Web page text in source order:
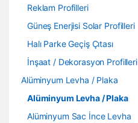
Reklam Profilleri
Güneş Enerjisi Solar Profilleri
Halı Parke Geçiş Çıtası
İnşaat / Dekorasyon Profilleri
Alüminyum Levha / Plaka
Alüminyum Levha / Plaka
Alüminyum Sac İnce Levha